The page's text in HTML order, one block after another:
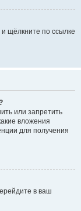
щёлкните по ссылке
или запретить
вложения
для получения
в ваш